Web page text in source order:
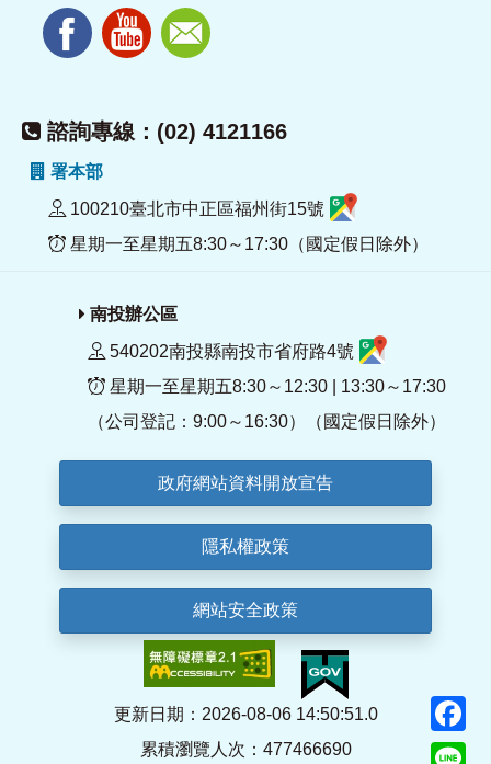
諮詢專線：(02) 4121166
署本部
100210臺北市中正區福州街15號
星期一至星期五8:30～17:30（國定假日除外）
南投辦公區
540202南投縣南投市省府路4號
星期一至星期五8:30～12:30 | 13:30～17:30
（公司登記：9:00～16:30）（國定假日除外）
政府網站資料開放宣告
隱私權政策
網站安全政策
更新日期：2026-08-06 14:50:51.0
累積瀏覽人次：477466690